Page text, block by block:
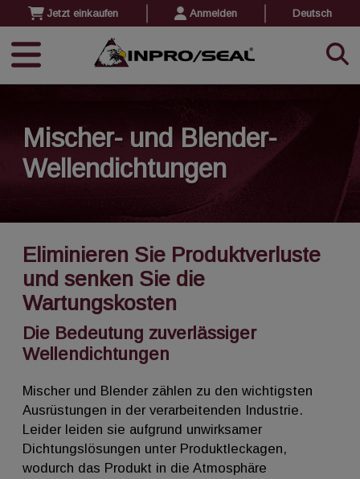
Jetzt einkaufen Anmelden Deutsch
Mischer- und Blender-
Wellendichtungen
Eliminieren Sie Produktverluste
und senken Sie die
Wartungskosten
Die Bedeutung zuverlässiger
Wellendichtungen
Mischer und Blender zählen zu den wichtigsten
Ausrüstungen in der verarbeitenden Industrie.
Leider leiden sie aufgrund unwirksamer
Dichtungslösungen unter Produktleckagen,
wodurch das Produkt in die Atmosphäre